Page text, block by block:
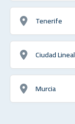
Tenerife
Ciudad Lineal
Murcia